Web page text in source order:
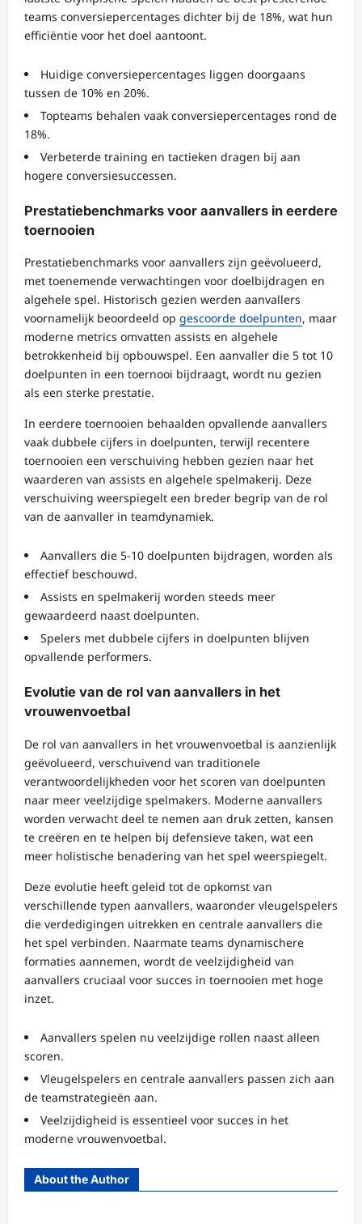
teams conversiepercentages dichter bij de 18%, wat hun
efficiëntie voor het doel aantoont.
Huidige conversiepercentages liggen doorgaans
tussen de 10% en 20%.
Topteams behalen vaak conversiepercentages rond de
18%.
Verbeterde training en tactieken dragen bij aan
hogere conversiesuccessen.
Prestatiebenchmarks voor aanvallers in eerdere
toernooien
Prestatiebenchmarks voor aanvallers zijn geëvolueerd,
met toenemende verwachtingen voor doelbijdragen en
algehele spel. Historisch gezien werden aanvallers
voornamelijk beoordeeld op gescoorde doelpunten, maar
moderne metrics omvatten assists en algehele
betrokkenheid bij opbouwspel. Een aanvaller die 5 tot 10
doelpunten in een toernooi bijdraagt, wordt nu gezien
als een sterke prestatie.
In eerdere toernooien behaalden opvallende aanvallers
vaak dubbele cijfers in doelpunten, terwijl recentere
toernooien een verschuiving hebben gezien naar het
waarderen van assists en algehele spelmakerij. Deze
verschuiving weerspiegelt een breder begrip van de rol
van de aanvaller in teamdynamiek.
Aanvallers die 5-10 doelpunten bijdragen, worden als
effectief beschouwd.
Assists en spelmakerij worden steeds meer
gewaardeerd naast doelpunten.
Spelers met dubbele cijfers in doelpunten blijven
opvallende performers.
Evolutie van de rol van aanvallers in het
vrouwenvoetbal
De rol van aanvallers in het vrouwenvoetbal is aanzienlijk
geëvolueerd, verschuivend van traditionele
verantwoordelijkheden voor het scoren van doelpunten
naar meer veelzijdige spelmakers. Moderne aanvallers
worden verwacht deel te nemen aan druk zetten, kansen
te creëren en te helpen bij defensieve taken, wat een
meer holistische benadering van het spel weerspiegelt.
Deze evolutie heeft geleid tot de opkomst van
verschillende typen aanvallers, waaronder vleugelspelers
die verdedigingen uitrekken en centrale aanvallers die
het spel verbinden. Naarmate teams dynamischere
formaties aannemen, wordt de veelzijdigheid van
aanvallers cruciaal voor succes in toernooien met hoge
inzet.
Aanvallers spelen nu veelzijdige rollen naast alleen
scoren.
Vleugelspelers en centrale aanvallers passen zich aan
de teamstrategieën aan.
Veelzijdigheid is essentieel voor succes in het
moderne vrouwenvoetbal.
About the Author